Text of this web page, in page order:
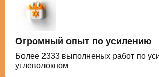
Огромный опыт по усилению
Более 2333 выполненых работ по
углеволокном